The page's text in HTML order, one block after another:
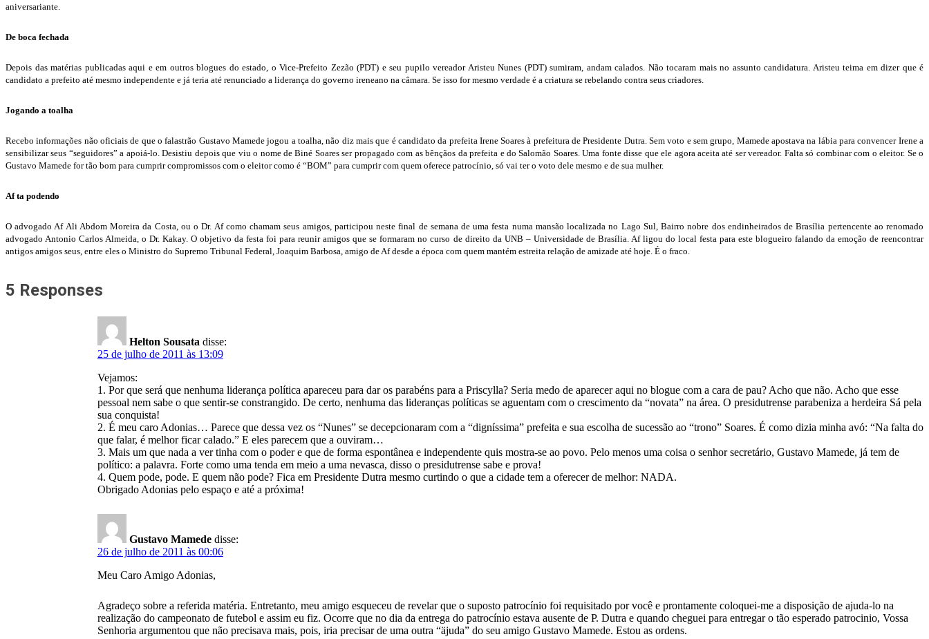
aniversariante.
De boca fechada
Depois das matérias publicadas aqui e em outros blogues do estado, o Vice-Prefeito Zezão (PDT) e seu pupilo vereador Aristeu Nunes (PDT) sumiram, andam calados. Não tocaram mais no assunto candidatura. Aristeu teima em dizer que é
candidato a prefeito até mesmo independente e já teria até renunciado a liderança do governo ireneano na câmara. Se isso for mesmo verdade é a criatura se rebelando contra seus criadores.
Jogando a toalha
Recebo informações não oficiais de que o falastrão Gustavo Mamede jogou a toalha, não diz mais que é candidato da prefeita Irene Soares à prefeitura de Presidente Dutra. Sem voto e sem grupo, Mamede apostava na lábia para convencer Irene a
sensibilizar seus “seguidores” a apoiá-lo. Desistiu depois que viu o nome de Biné Soares ser propagado com as bênçãos da prefeita e do Salomão Soares. Uma fonte disse que ele agora aceita até ser vereador. Falta só combinar com o eleitor. Se o
Gustavo Mamede for tão bom para cumprir compromissos com o eleitor como é “BOM” para cumprir com quem oferece patrocínio, só vai ter o voto dele mesmo e de sua mulher.
Af ta podendo
O advogado Af Ali Abdom Moreira da Costa, ou o Dr. Af como chamam seus amigos, participou neste final de semana de uma festa numa mansão localizada no Lago Sul, Bairro nobre dos endinheirados de Brasília pertencente ao renomado
advogado Antonio Carlos Almeida, o Dr. Kakay. O objetivo da festa foi para reunir amigos que se formaram no curso de direito da UNB – Universidade de Brasília. Af ligou do local festa para este blogueiro falando da emoção de reencontrar
antigos amigos seus, entre eles o Ministro do Supremo Tribunal Federal, Joaquim Barbosa, amigo de Af desde a época com quem mantém estreita relação de amizade até hoje. É o fraco.
5 Responses
Helton Sousata disse:
25 de julho de 2011 às 13:09
Vejamos:
1. Por que será que nenhuma liderança política apareceu para dar os parabéns para a Priscylla? Seria medo de aparecer aqui no blogue com a cara de pau? Acho que não. Acho que esse
pessoal nem sabe o que sentir-se constrangido. De certo, nenhuma das lideranças políticas se aguentam com o crescimento da “novata” na área. O presidutrense parabeniza a herdeira Sá pela
sua conquista!
2. É meu caro Adonias… Parece que dessa vez os “Nunes” se decepcionaram com a “digníssima” prefeita e sua escolha de sucessão ao “trono” Soares. É como dizia minha avó: “Na falta do
que falar, é melhor ficar calado.” E eles parecem que a ouviram…
3. Mais um que nada a ver tinha com o poder e que de forma espontânea e independente quis mostra-se ao povo. Pelo menos uma coisa o senhor secretário, Gustavo Mamede, já tem de
político: a palavra. Forte como uma tenda em meio a uma nevasca, disso o presidutrense sabe e prova!
4. Quem pode, pode. E quem não pode? Fica em Presidente Dutra mesmo curtindo o que a cidade tem a oferecer de melhor: NADA.
Obrigado Adonias pelo espaço e até a próxima!
Gustavo Mamede disse:
26 de julho de 2011 às 00:06
Meu Caro Amigo Adonias,
Agradeço sobre a referida matéria. Entretanto, meu amigo esqueceu de revelar que o suposto patrocínio foi requisitado por você e prontamente coloquei-me a disposição de ajuda-lo na
realização do campeonato de futebol e assim eu fiz. Ocorre que no dia da entrega do patrocínio estava ausente de P. Dutra e quando cheguei para entregar o tão esperado patrocinio, Vossa
Senhoria argumentou que não precisava mais, pois, iria precisar de uma outra “äjuda” do seu amigo Gustavo Mamede. Estou as ordens.